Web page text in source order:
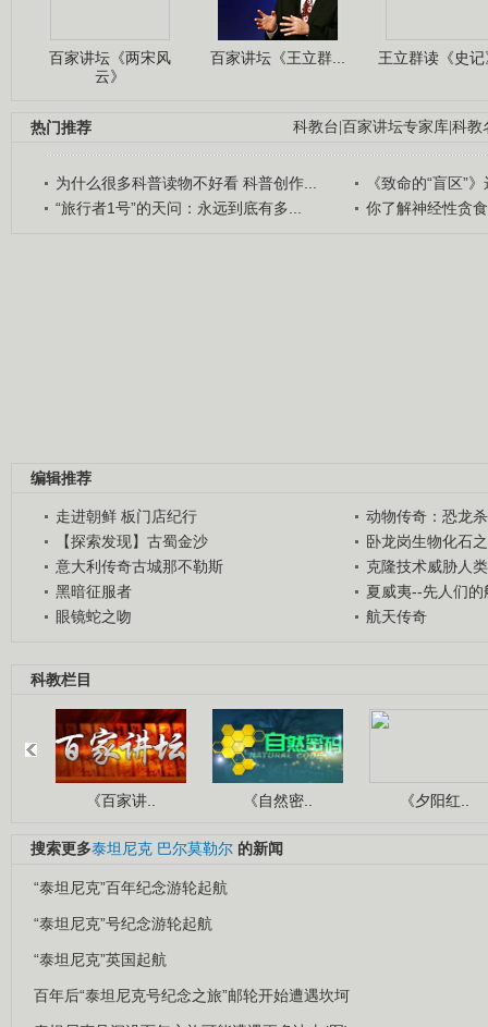
百家讲坛《两宋风
云》
百家讲坛《王立群... 王立群读《史
科教台 百家讲坛专家库 科教
热门推荐
为什么很多科普读物不好看 科普创作...
《致命的“盲区”
“旅行者1号”的天问：永远到底有多...
你了解神经性贪
编辑推荐
走进朝鲜 板门店纪行
动物传奇：恐龙
【探索发现】古蜀金沙
卧龙岗生物化石
意大利传奇古城那不勒斯
克隆技术威胁人
黑暗征服者
夏威夷--先人们的
眼镜蛇之吻
航天传奇
科教栏目
《百家讲.. 《自然密.. 《夕阳红..
搜索更多泰坦尼克 巴尔莫勒尔 的新闻
“泰坦尼克”百年纪念游轮起航
“泰坦尼克”号纪念游轮起航
“泰坦尼克”英国起航
百年后“泰坦尼克号纪念之旅”邮轮开始遭遇坎坷